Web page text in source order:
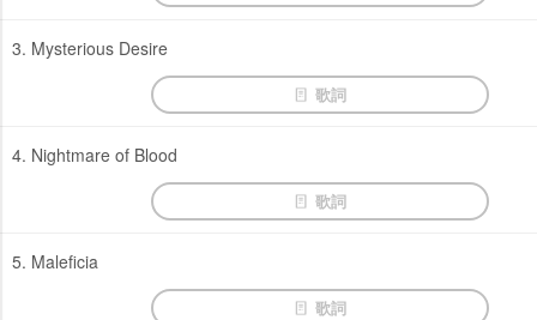
3. Mysterious Desire
歌詞
4. Nightmare of Blood
歌詞
5. Maleficia
歌詞